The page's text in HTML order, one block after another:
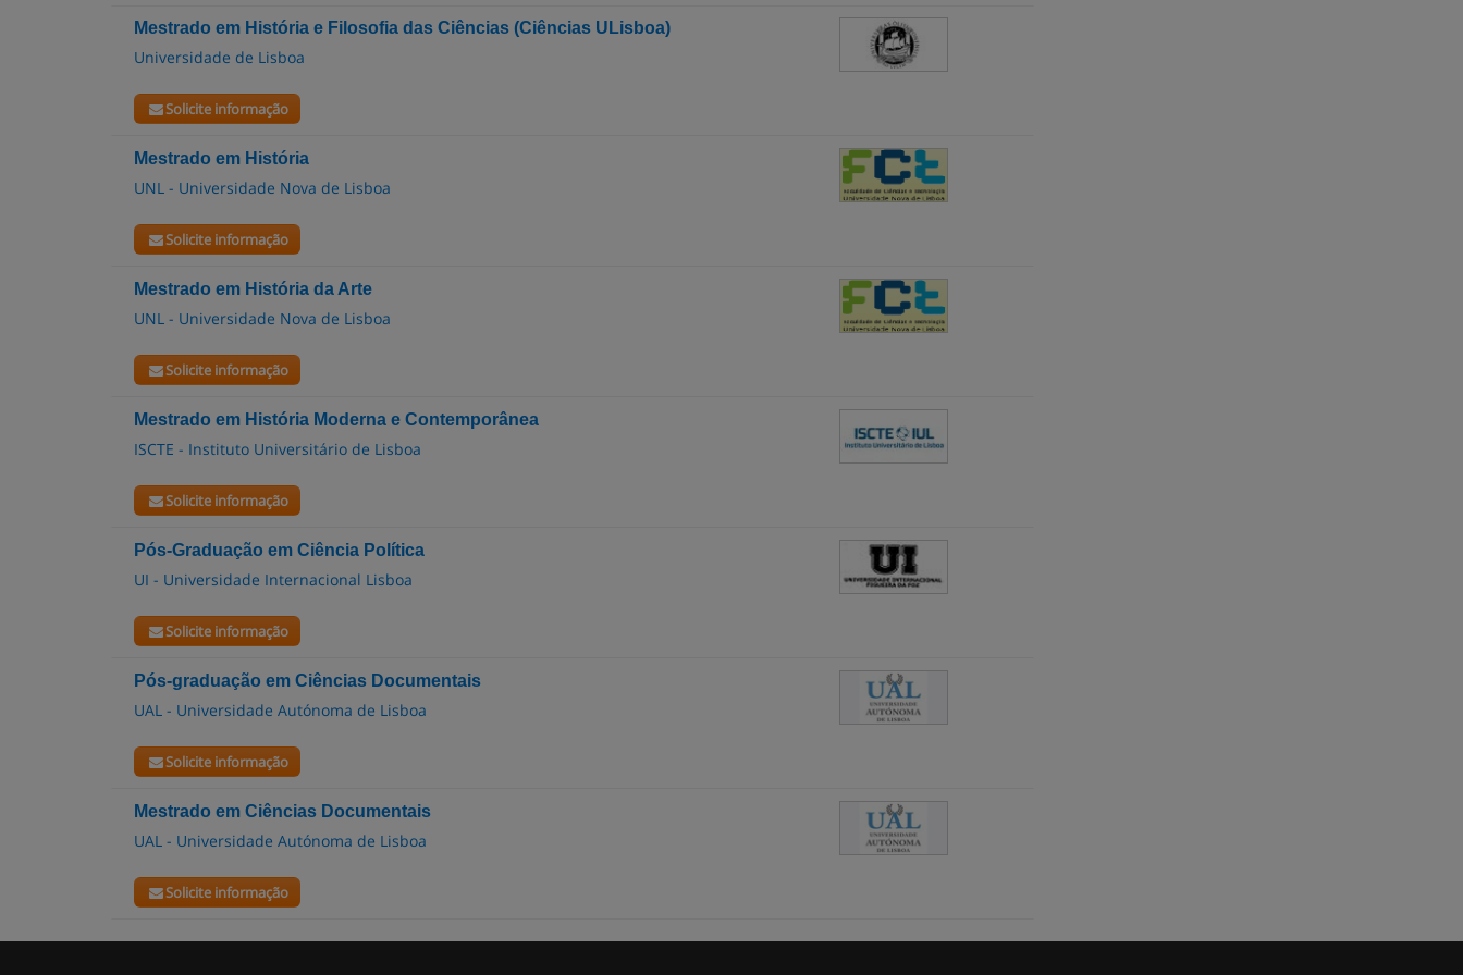
Mestrado em História e Filosofia das Ciências (Ciências ULisboa)
Universidade de Lisboa
Solicite informação
Mestrado em História
UNL - Universidade Nova de Lisboa
Solicite informação
Mestrado em História da Arte
UNL - Universidade Nova de Lisboa
Solicite informação
Mestrado em História Moderna e Contemporânea
ISCTE - Instituto Universitário de Lisboa
Solicite informação
Pós-Graduação em Ciência Política
UI - Universidade Internacional Lisboa
Solicite informação
Pós-graduação em Ciências Documentais
UAL - Universidade Autónoma de Lisboa
Solicite informação
Mestrado em Ciências Documentais
UAL - Universidade Autónoma de Lisboa
Solicite informação